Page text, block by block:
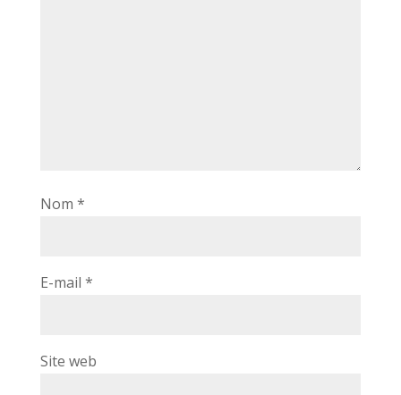
Nom *
E-mail *
Site web